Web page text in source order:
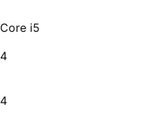
Core i5
4
4